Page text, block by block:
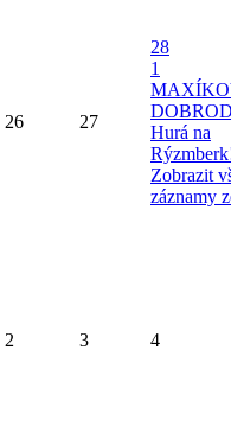
26 27
28
1
Hurá na
Zobrazit
záznamy
2 3 4